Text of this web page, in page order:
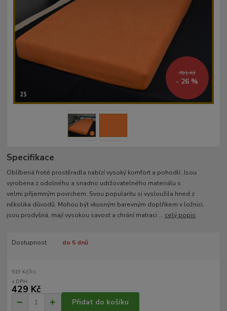
701 Kč
- 26 %
Specifikace
Oblíbená froté prostěradla nabízí vysoký komfort a pohodlí. Jsou
vyrobena z odolného a snadno udržovatelného materiálu s
velmi příjemným povrchem. Svou popularitu si vysloužila hned z
několika důvodů. Mohou být vkusným barevným doplňkem v ložnici,
jsou prodyšná, mají vysokou savost a chrání matraci ... celý popis
Dostupnost do 5 dnů
519 Kč/ks
429 Kč
Přidat do košíku